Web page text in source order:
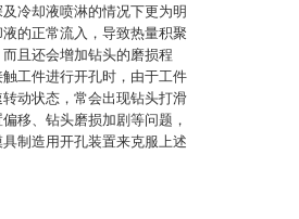
冷却液喷淋的情况下更为明
的正常流入，导致热量积聚
且还会增加钻头的磨损程
工件进行开孔时，由于工件
动状态，常会出现钻头打滑
移、钻头磨损加剧等问题，
制造用开孔装置来克服上述